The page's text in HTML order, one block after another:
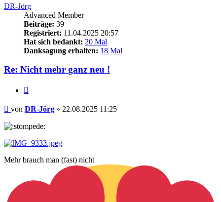
DR-Jörg
Advanced Member
Beiträge: 39
Registriert: 11.04.2025 20:57
Hat sich bedankt: 20 Mal
Danksagung erhalten: 18 Mal
Re: Nicht mehr ganz neu !
Beitrag
von DR-Jörg » 22.08.2025 11:25
Mehr brauch man (fast) nicht